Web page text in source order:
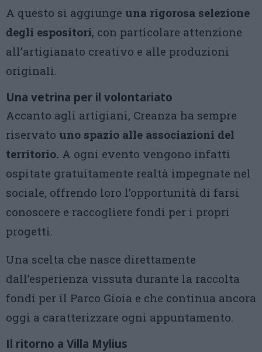
A questo si aggiunge una rigorosa selezione
degli espositori, con particolare attenzione
all’artigianato creativo e alle produzioni
originali.
Una vetrina per il volontariato
Accanto agli artigiani, Creanza ha sempre
riservato uno spazio alle associazioni del
territorio. A ogni evento vengono infatti
ospitate gratuitamente realtà impegnate nel
sociale, offrendo loro l’opportunità di farsi
conoscere e raccogliere fondi per i propri
progetti.
Una scelta che nasce direttamente
dall’esperienza vissuta durante la raccolta
fondi per il Parco Gioia e che continua ancora
oggi a caratterizzare ogni appuntamento.
Il ritorno a Villa Mylius